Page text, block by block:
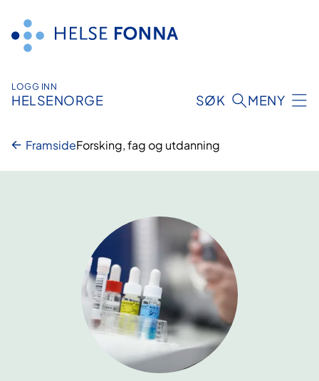
innhald
LOGG INN
HELSENORGE SØK MENY
FramsideForsking, fag og utdanning